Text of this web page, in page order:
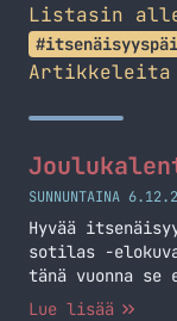
Listasin
Artikkeleita
SUNNUNTAINA
Hyvää
sotilas -
tänä vuonna
Alla onkin pari
Lue lisää